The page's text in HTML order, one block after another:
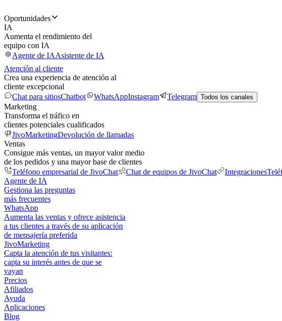
Oportunidades
IA
Aumenta el rendimiento del
equipo con IA
Agente de IAAsistente de IA
Atención al cliente
Crea una experiencia de atención al
cliente excepcional
Chat para sitiosChatbot WhatsAppInstagram Telegram Todos los canales
Marketing
Transforma el tráfico en
clientes potenciales cualificados
JivoMarketingDevolución de llamadas
Ventas
Consigue más ventas, un mayor valor medio
de los pedidos y una mayor base de clientes
Teléfono empresarial de JivoChat
Chat de equipos de JivoChat Integraciones
Agente de IA
Gestiona las preguntas
más frecuentes
WhatsApp
Aumenta las ventas y ofrece asistencia
a tus clientes a través de su aplicación
de mensajería preferida
JivoMarketing
Capta la atención de tus visitantes:
capta su interés antes de que se
vayan
Precios
Afiliados
Ayuda
Aplicaciones
Blog